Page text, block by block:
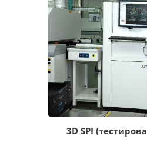
3D SPI